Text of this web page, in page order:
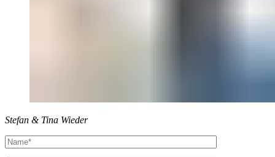
Stefan & Tina Wieder